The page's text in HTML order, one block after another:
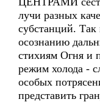
лучи разных
субстанций.
осознанию
стихиям Огня и
режим холода -
особых
представить